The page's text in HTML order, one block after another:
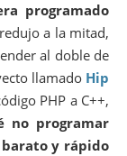
programado
a la mitad,
al doble de
llamado Hip
PHP a C++,
no programar
barato y rápido